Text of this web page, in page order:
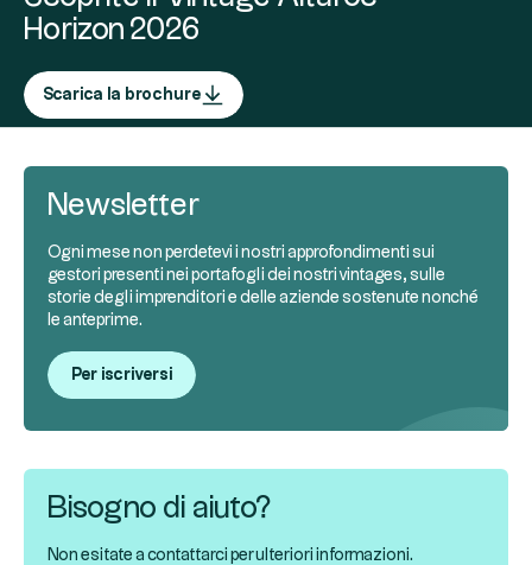
Horizon 2026
Scarica la brochure
Newsletter
Ogni mese non perdetevi i nostri approfondimenti sui
gestori presenti nei portafogli dei nostri vintages, sulle
storie degli imprenditori e delle aziende sostenute nonché
le anteprime.
Per iscriversi
Bisogno di aiuto?
Non esitate a contattarci per ulteriori informazioni.